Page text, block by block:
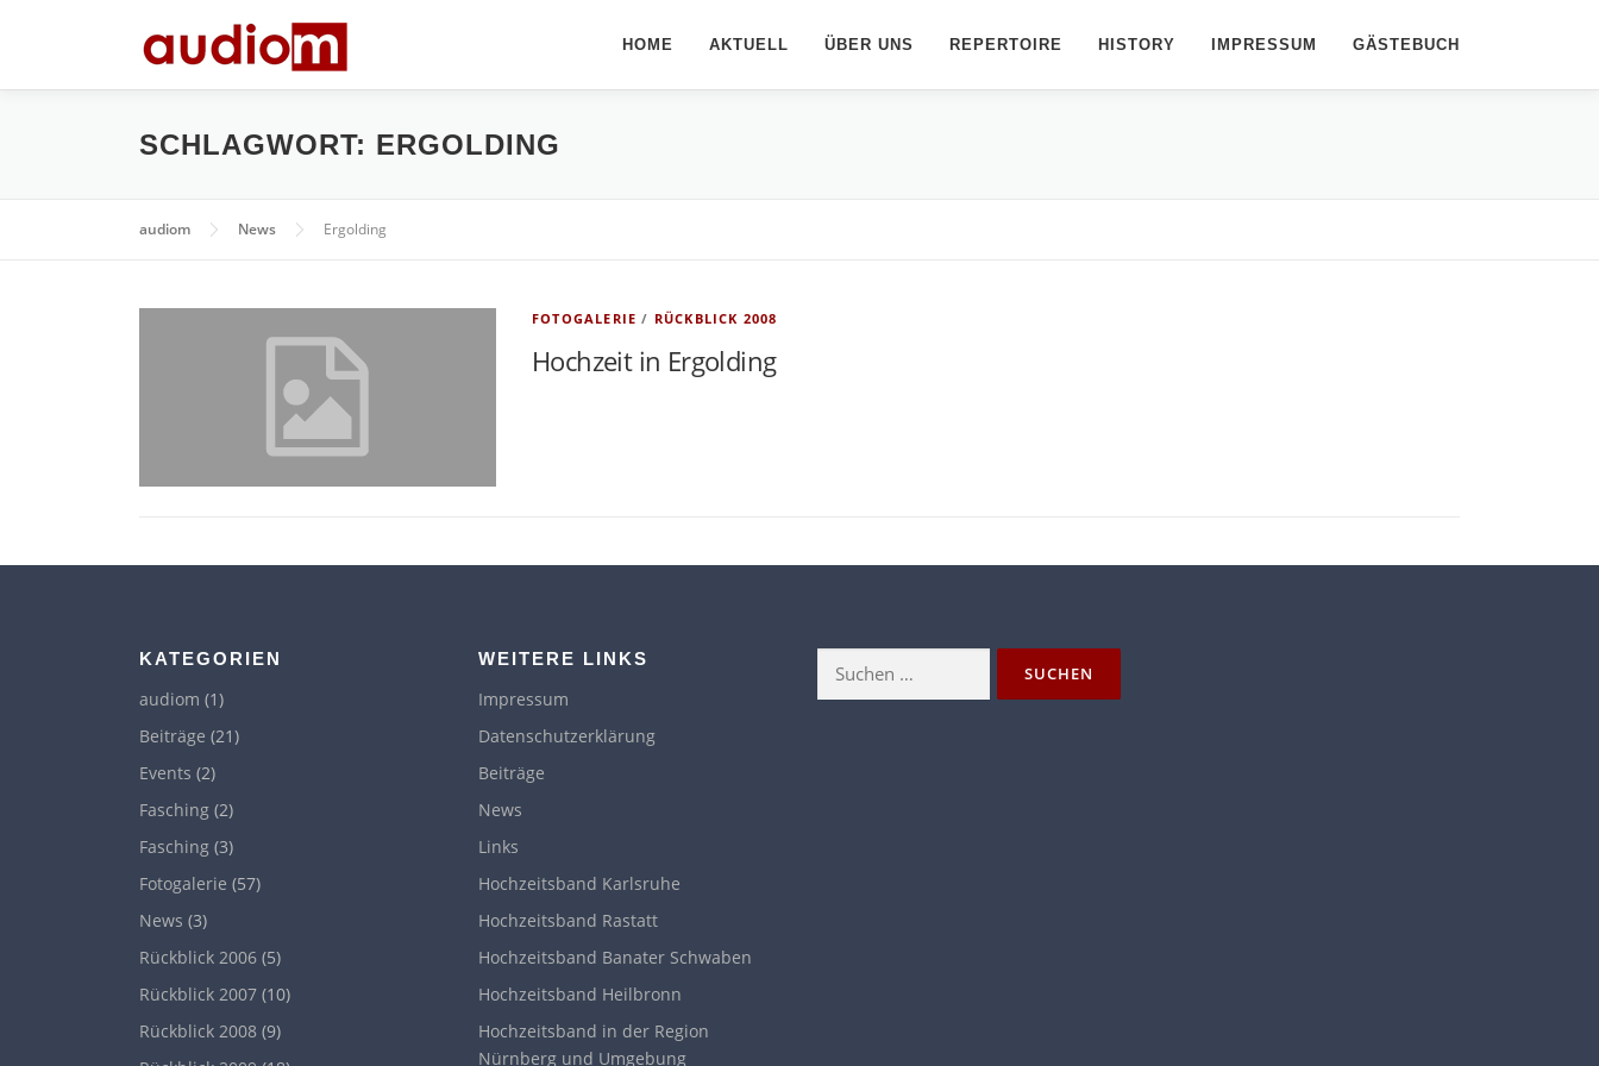
springen
HOME AKTUELL ÜBER UNS REPERTOIRE HISTORY IMPRESSUM GÄSTEBUCH
SCHLAGWORT: ERGOLDING
audiom News Ergolding
FOTOGALERIE / RÜCKBLICK 2008
Hochzeit in Ergolding
KATEGORIEN
audiom (1)
Beiträge (21)
Events (2)
Fasching (2)
Fasching (3)
Fotogalerie (57)
News (3)
Rückblick 2006 (5)
Rückblick 2007 (10)
Rückblick 2008 (9)
WEITERE LINKS
Impressum
Datenschutzerklärung
Beiträge
News
Links
Hochzeitsband Karlsruhe
Hochzeitsband Rastatt
Hochzeitsband Banater Schwaben
Hochzeitsband Heilbronn
Hochzeitsband in der Region
Nürnberg und Umgebung
Suchen
nach: